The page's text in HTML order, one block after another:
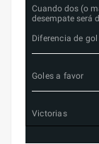
Cuando dos (o
desempate será
Diferencia de gol
Goles a favor
Victorias